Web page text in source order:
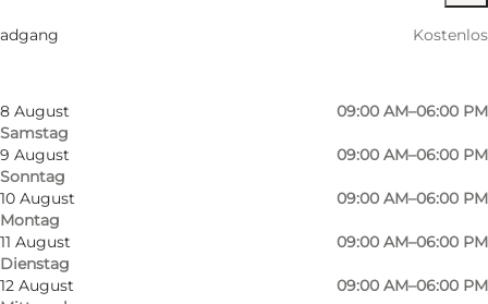
6 August
Donnerstag
09:00 AM–06:00 PM
8 August
Samstag
09:00 AM–06:00 PM
9 August
Sonntag
09:00 AM–06:00 PM
10 August
Montag
09:00 AM–06:00 PM
11 August
Dienstag
09:00 AM–06:00 PM
12 August
09:00 AM–06:00 PM
adgang Kostenlos